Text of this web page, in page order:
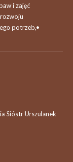
i zajęć
potrzeb,•
Sióstr Urszulanek